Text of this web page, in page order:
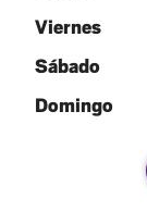
Viernes
Sábado
Domingo